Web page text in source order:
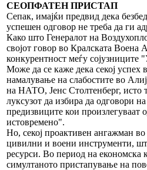
СЕОПФАТЕН ПРИСТАП
Сепак, имајќи предвид дека
успешен одговор не треба да ги
Како што Генералот на
својот говор во Кралската Воена
конкурентност меѓу сојузниците
Може да се каже дека секој успех
намалување на слабостите во
на НАТО, Јенс Столтенберг, исто
луксузот да избира да одговори
предизвиците кои произлегуваат
истовремено".
Но, секој проактивен ангажман
цивилни и воени инструменти,
ресурси. Во период на економска
симултаното пристапување на